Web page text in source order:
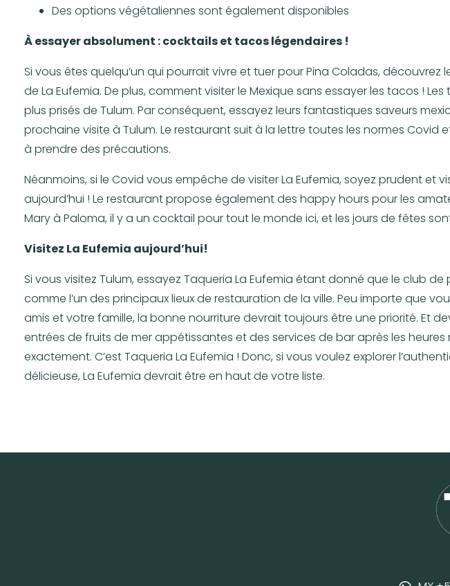
Des options végétaliennes sont également disponibles
À essayer absolument : cocktails et tacos légendaires !
Si vous êtes quelqu’un qui pourrait vivre et tuer pour Pina Coladas, découvrez
de La Eufemia. De plus, comment visiter le Mexique sans essayer les tacos !
plus prisés de Tulum. Par conséquent, essayez leurs fantastiques saveurs
prochaine visite à Tulum. Le restaurant suit à la lettre toutes les normes Covid
à prendre des précautions.
Néanmoins, si le Covid vous empêche de visiter La Eufemia, soyez prudent et
aujourd’hui ! Le restaurant propose également des happy hours pour les
Mary à Paloma, il y a un cocktail pour tout le monde ici, et les jours de fêtes
Visitez La Eufemia aujourd’hui!
Si vous visitez Tulum, essayez Taqueria La Eufemia étant donné que le club de
comme l’un des principaux lieux de restauration de la ville. Peu importe que
amis et votre famille, la bonne nourriture devrait toujours être une priorité. Et
entrées de fruits de mer appétissantes et des services de bar après les heures
exactement. C’est Taqueria La Eufemia ! Donc, si vous voulez explorer
délicieuse, La Eufemia devrait être en haut de votre liste.